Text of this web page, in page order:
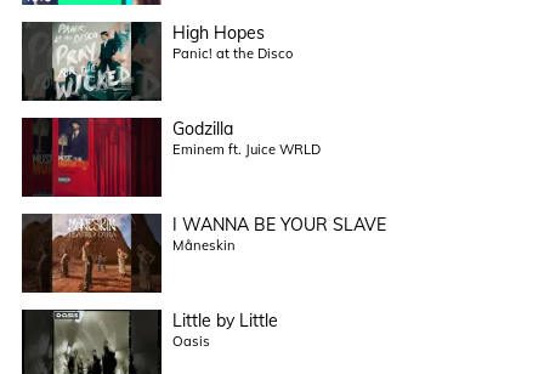
High Hopes
Panic! at the Disco
Godzilla
Eminem ft. Juice WRLD
I WANNA BE YOUR SLAVE
Måneskin
Little by Little
Oasis